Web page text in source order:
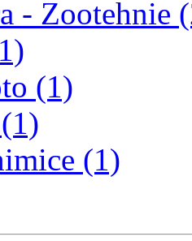
- Zootehnie
(1)
(1)